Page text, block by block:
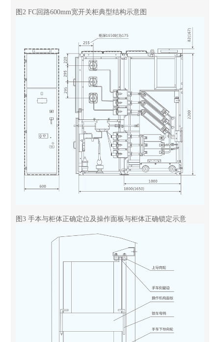
图2 FC回路600mm宽开关柜典型结构示意图
图3 手本与柜体正确定位及操作面板与柜体正确锁定示意